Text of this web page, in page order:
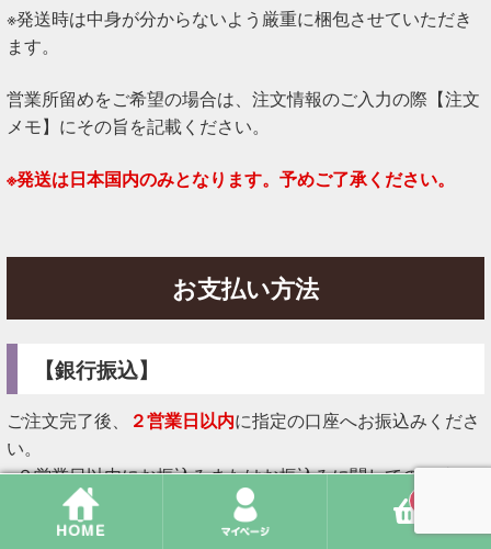
※発送時は中身が分からないよう厳重に梱包させていただき
ます。
営業所留めをご希望の場合は、注文情報のご入力の際【注文
メモ】にその旨を記載ください。
※発送は日本国内のみとなります。予めご了承ください。
お支払い方法
【銀行振込】
ご注文完了後、 ２営業日以内に指定の口座へお振込みくださ
い。
※２営業日以内にお振込みまたはお振込みに関してのご連絡
がない場合は、
告知なくキャンセル扱い
とさせていただく場
合がございます。あらかじめご了承ください。